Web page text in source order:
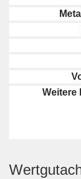
Weitere